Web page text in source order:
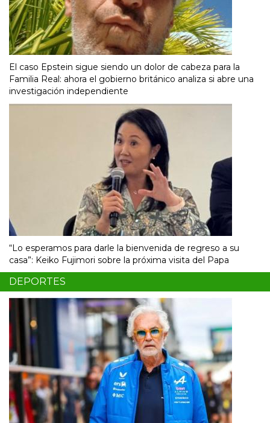
El caso Epstein sigue siendo un dolor de cabeza para la
Familia Real: ahora el gobierno británico analiza si abre una
investigación independiente
“Lo esperamos para darle la bienvenida de regreso a su
casa”: Keiko Fujimori sobre la próxima visita del Papa
DEPORTES